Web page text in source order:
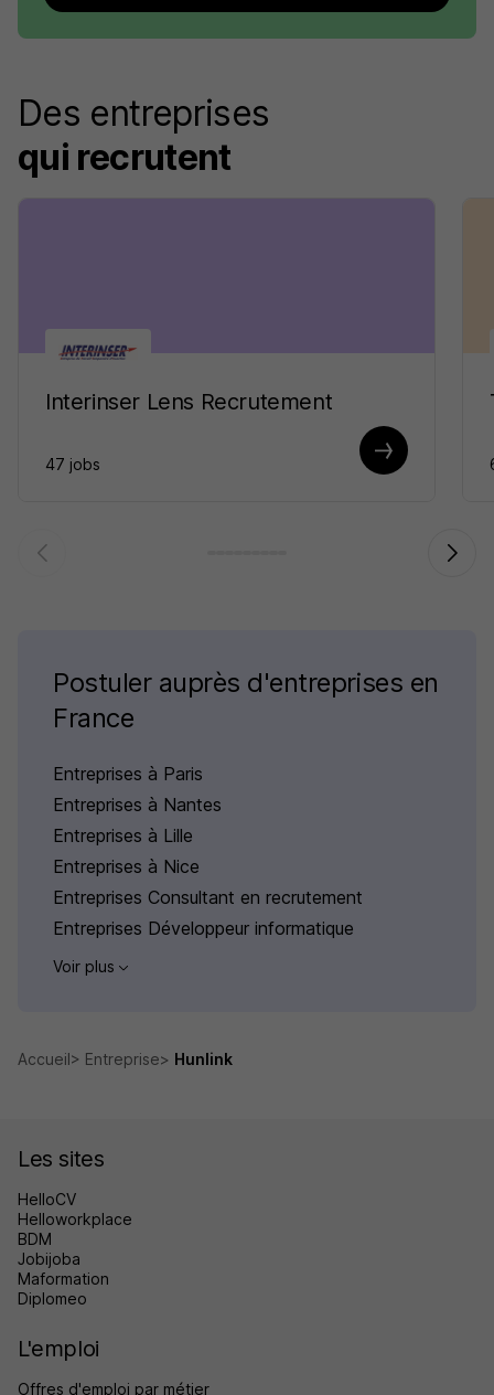
Des entreprises
qui recrutent
Interinser Lens Recrutement
47 jobs
Postuler auprès d'entreprises en
France
Entreprises à Paris
Entreprises à Nantes
Entreprises à Lille
Entreprises à Nice
Entreprises Consultant en recrutement
Entreprises Développeur informatique
Voir plus
Accueil Entreprise Hunlink
Les sites
HelloCV
Helloworkplace
BDM
Jobijoba
Maformation
Diplomeo
L'emploi
Offres d'emploi par métier